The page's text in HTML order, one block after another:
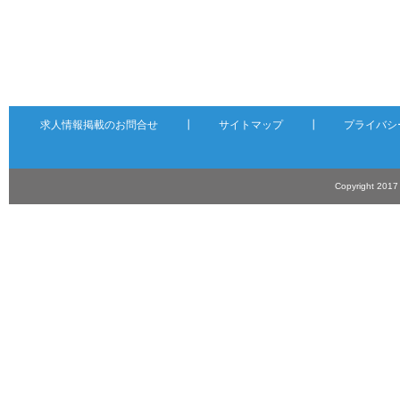
求人情報掲載のお問合せ サイトマップ プライバ
Copyright